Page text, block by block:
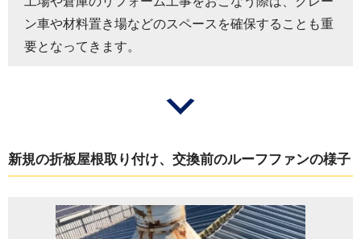
ン車や材料置き場などのスペースを確保することも重
要となってきます。
新規の折板屋根取り付け、交換前のルーフファンの様子